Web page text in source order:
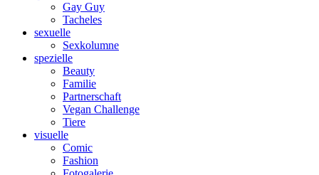
Gay Guy
Tacheles
sexuelle
Sexkolumne
spezielle
Beauty
Familie
Partnerschaft
Vegan Challenge
Tiere
visuelle
Comic
Fashion